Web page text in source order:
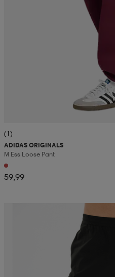
(1)
ADIDAS ORIGINALS
M Ess Loose Pant
59,99